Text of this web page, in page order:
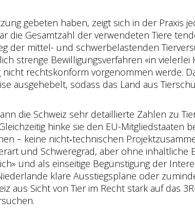
gebeten haben, zeigt sich in der Praxis
die Gesamtzahl der verwendeten Tiere
der mittel- und schwerbelastenden
strenge Bewilligungsverfahren «in vielerlei
nicht rechtskonform vorgenommen werde.
ausgehebelt, sodass das Land aus
die Schweiz sehr detaillierte Zahlen zu
hinke sie den EU-Mitgliedstaaten
– keine nicht‑technischen
und Schweregrad, aber ohne inhaltliche
und als einseitige Begünstigung der
klare Ausstiegspläne oder
aus Sicht von Tier im Recht stark auf das